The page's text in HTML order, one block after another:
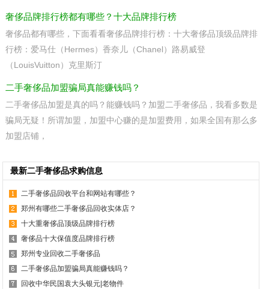
奢侈品牌排行榜都有哪些？十大品牌排行榜
奢侈品都有哪些，下面看看奢侈品牌排行榜：十大奢侈品顶级品牌排
行榜：爱马仕（Hermes）香奈儿（Chanel）路易威登
（LouisVuitton）克里斯汀
二手奢侈品加盟骗局真能赚钱吗？
二手奢侈品加盟是真的吗？能赚钱吗？加盟二手奢侈品，我看多数是
骗局无疑！所谓加盟，加盟中心赚的是加盟费用，如果全国有那么多
加盟店铺，
最新二手奢侈品求购信息
二手奢侈品回收平台和网站有哪些？
郑州有哪些二手奢侈品回收实体店？
十大重奢侈品顶级品牌排行榜
奢侈品十大保值度品牌排行榜
郑州专业回收二手奢侈品
二手奢侈品加盟骗局真能赚钱吗？
回收中华民国袁大头银元|老物件